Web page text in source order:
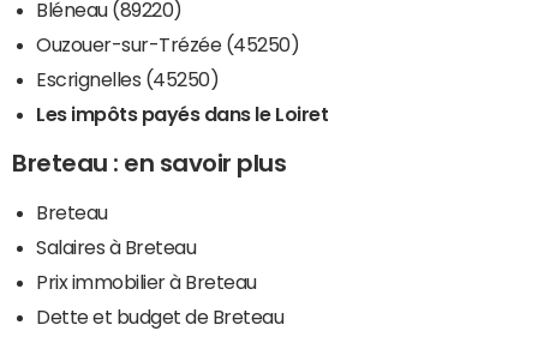
Bléneau (89220)
Ouzouer-sur-Trézée (45250)
Escrignelles (45250)
Les impôts payés dans le Loiret
Breteau : en savoir plus
Breteau
Salaires à Breteau
Prix immobilier à Breteau
Dette et budget de Breteau